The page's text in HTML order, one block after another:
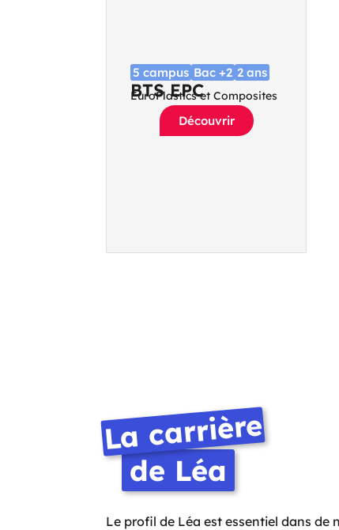
5 campus Bac +2 2 ans
BTS EPC
EuroPlastics et Composites
Découvrir
La carrière
de Léa
Le profil de Léa est essentiel dans de